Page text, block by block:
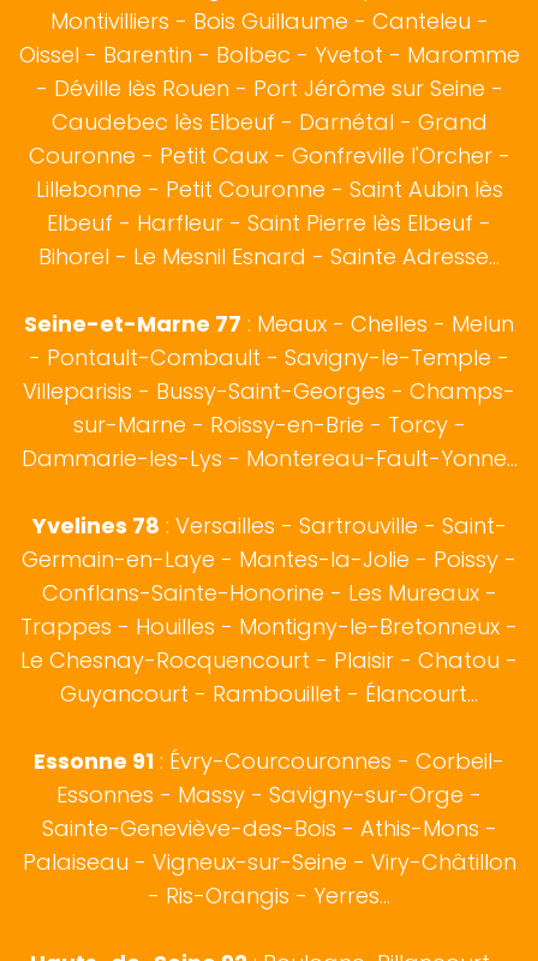
Montivilliers - Bois Guillaume - Canteleu -
Oissel - Barentin - Bolbec - Yvetot - Maromme
- Déville lès Rouen - Port Jérôme sur Seine -
Caudebec lès Elbeuf - Darnétal - Grand
Couronne - Petit Caux - Gonfreville l'Orcher -
Lillebonne - Petit Couronne - Saint Aubin lès
Elbeuf - Harfleur - Saint Pierre lès Elbeuf -
Bihorel - Le Mesnil Esnard - Sainte Adresse...
Seine-et-Marne 77 : Meaux - Chelles - Melun
- Pontault-Combault - Savigny-le-Temple -
Villeparisis - Bussy-Saint-Georges - Champs-
sur-Marne - Roissy-en-Brie - Torcy -
Dammarie-les-Lys - Montereau-Fault-Yonne...
Yvelines 78 : Versailles - Sartrouville - Saint-
Germain-en-Laye - Mantes-la-Jolie - Poissy -
Conflans-Sainte-Honorine - Les Mureaux -
Trappes - Houilles - Montigny-le-Bretonneux -
Le Chesnay-Rocquencourt - Plaisir - Chatou -
Guyancourt - Rambouillet - Élancourt...
Essonne 91 : Évry-Courcouronnes - Corbeil-
Essonnes - Massy - Savigny-sur-Orge -
Sainte-Geneviève-des-Bois - Athis-Mons -
Palaiseau - Vigneux-sur-Seine - Viry-Châtillon
- Ris-Orangis - Yerres...